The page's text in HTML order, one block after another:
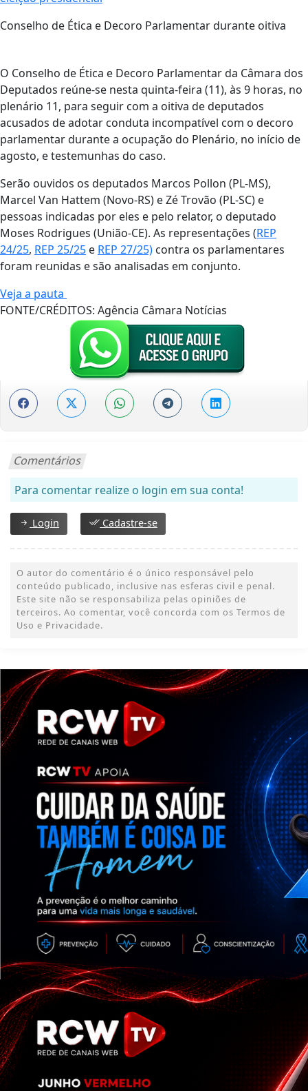
Conselho de Ética e Decoro Parlamentar durante oitiva
O Conselho de Ética e Decoro Parlamentar da Câmara dos
Deputados reúne-se nesta quinta-feira (11), às 9 horas, no
plenário 11, para seguir com a oitiva de deputados
acusados de adotar conduta incompatível com o decoro
parlamentar durante a ocupação do Plenário, no início de
agosto, e testemunhas do caso.
Serão ouvidos os deputados Marcos Pollon (PL-MS),
Marcel Van Hattem (Novo-RS) e Zé Trovão (PL-SC) e
pessoas indicadas por eles e pelo relator, o deputado
Moses Rodrigues (União-CE). As representações (REP
24/25, REP 25/25 e REP 27/25) contra os parlamentares
foram reunidas e são analisadas em conjunto.
Veja a pauta
FONTE/CRÉDITOS: Agência Câmara Notícias
Comentários
Para comentar realize o login em sua conta!
Login Cadastre-se
O autor do comentário é o único responsável pelo
conteúdo publicado, inclusive nas esferas civil e penal.
Este site não se responsabiliza pelas opiniões de
terceiros. Ao comentar, você concorda com os Termos de
Uso e Privacidade.